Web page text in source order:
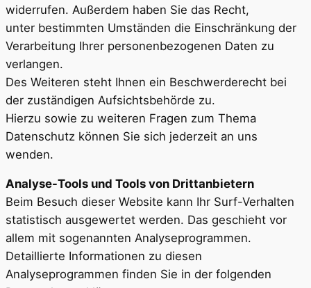
widerrufen. Außerdem haben Sie das Recht,
unter bestimmten Umständen die Einschränkung der
Verarbeitung Ihrer personenbezogenen Daten zu
verlangen.
Des Weiteren steht Ihnen ein Beschwerderecht bei
der zuständigen Aufsichtsbehörde zu.
Hierzu sowie zu weiteren Fragen zum Thema
Datenschutz können Sie sich jederzeit an uns
wenden.
Analyse-Tools und Tools von Drittanbietern
Beim Besuch dieser Website kann Ihr Surf-Verhalten
statistisch ausgewertet werden. Das geschieht vor
allem mit sogenannten Analyseprogrammen.
Detaillierte Informationen zu diesen
Analyseprogrammen finden Sie in der folgenden